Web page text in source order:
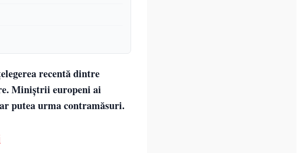
recentă dintre
Miniștrii europeni ai
putea urma contramăsuri.